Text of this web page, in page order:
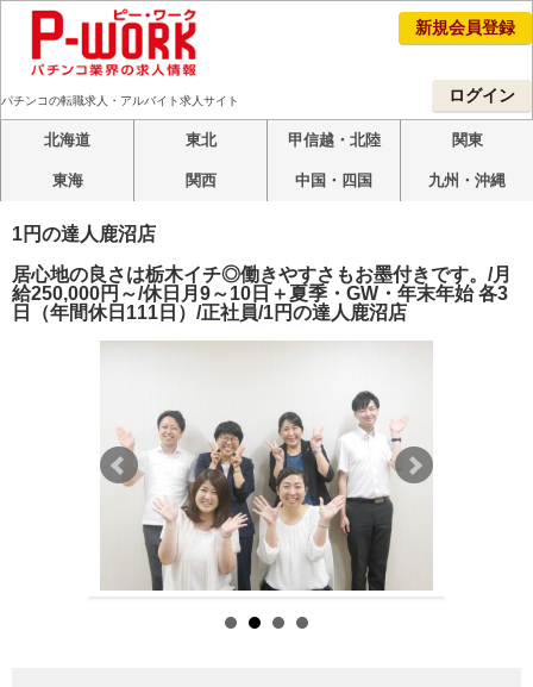
新規会員登録
ログイン
パチンコの転職求人・アルバイト求人サイト
北海道 東北 甲信越・北陸 関東
東海 関西 中国・四国 九州・沖縄
1円の達人鹿沼店
居心地の良さは栃木イチ◎働きやすさもお墨付きです。/月
給250,000円～/休日月9～10日＋夏季・GW・年末年始 各3
日（年間休日111日）/正社員/1円の達人鹿沼店